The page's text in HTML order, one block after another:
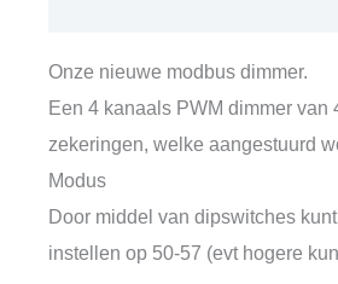
Onze nieuwe modbus dimmer.
Een 4 kanaals PWM dimmer van
zekeringen, welke aangestuurd
Modus
Door middel van dipswitches
instellen op 50-57 (evt hogere